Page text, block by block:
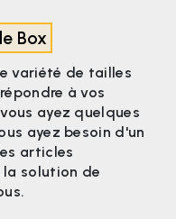
Box
variété de tailles
à vos
ayez quelques
ayez besoin d'un
articles
la solution de